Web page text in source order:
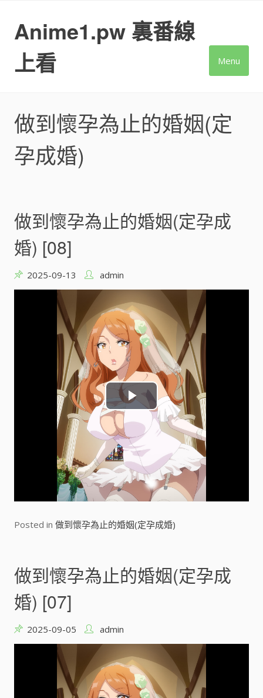
contentAnime1.pw 裏番線
上看
Menu
做到懷孕為止的婚姻(定
孕成婚)
做到懷孕為止的婚姻(定孕成
婚) [08]
2025-09-13 admin
P
l
a
y
V
d
Posted in 做到懷孕為止的婚姻(定孕成婚)
做到懷孕為止的婚姻(定孕成
婚) [07]
2025-09-05 admin